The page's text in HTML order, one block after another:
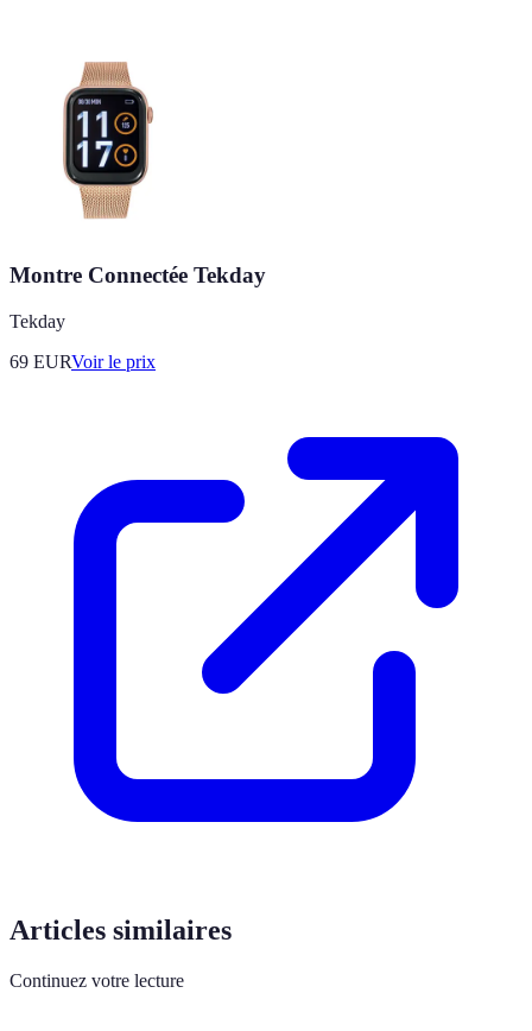
Montre Connectée Tekday
Tekday
69 EURVoir le prix
Articles similaires
Continuez votre lecture